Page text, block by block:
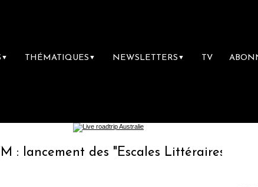
▼ THÉMATIQUES ▼ NEWSLETTERS ▼ TV
des "Escales Littéraires", la